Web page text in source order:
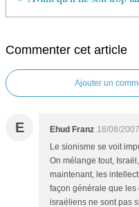
Commenter cet article
Ajouter un
E Ehud Franz 18/08/
Le sionisme se voit
On mélange tout,
maintenant, les
façon générale que les
israéliens ne sont pas